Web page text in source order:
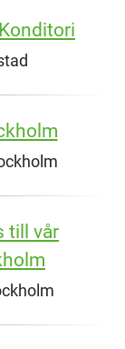
till vår